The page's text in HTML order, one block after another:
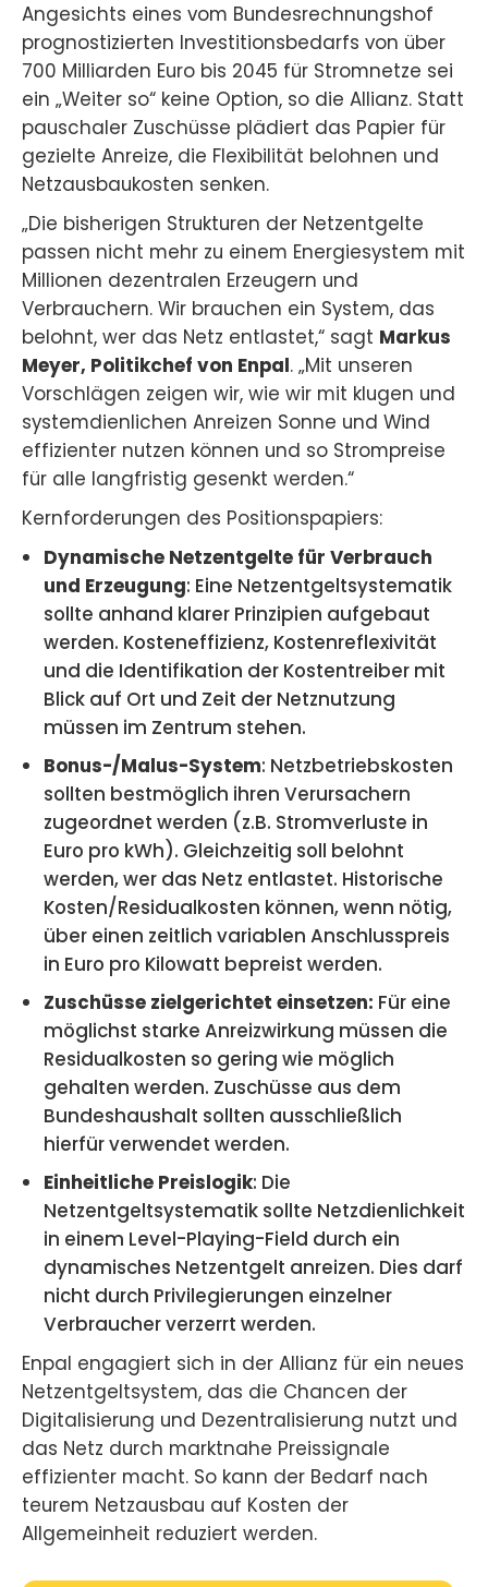
Angesichts eines vom Bundesrechnungshof
prognostizierten Investitionsbedarfs von über
700 Milliarden Euro bis 2045 für Stromnetze sei
ein „Weiter so“ keine Option, so die Allianz. Statt
pauschaler Zuschüsse plädiert das Papier für
gezielte Anreize, die Flexibilität belohnen und
Netzausbaukosten senken.
„Die bisherigen Strukturen der Netzentgelte
passen nicht mehr zu einem Energiesystem mit
Millionen dezentralen Erzeugern und
Verbrauchern. Wir brauchen ein System, das
belohnt, wer das Netz entlastet,“ sagt Markus
Meyer, Politikchef von Enpal. „Mit unseren
Vorschlägen zeigen wir, wie wir mit klugen und
systemdienlichen Anreizen Sonne und Wind
effizienter nutzen können und so Strompreise
für alle langfristig gesenkt werden.“
Kernforderungen des Positionspapiers:
Dynamische Netzentgelte für Verbrauch
und Erzeugung: Eine Netzentgeltsystematik
sollte anhand klarer Prinzipien aufgebaut
werden. Kosteneffizienz, Kostenreflexivität
und die Identifikation der Kostentreiber mit
Blick auf Ort und Zeit der Netznutzung
müssen im Zentrum stehen.
Bonus-/Malus-System: Netzbetriebskosten
sollten bestmöglich ihren Verursachern
zugeordnet werden (z.B. Stromverluste in
Euro pro kWh). Gleichzeitig soll belohnt
werden, wer das Netz entlastet. Historische
Kosten/Residualkosten können, wenn nötig,
über einen zeitlich variablen Anschlusspreis
in Euro pro Kilowatt bepreist werden.
Zuschüsse zielgerichtet einsetzen: Für eine
möglichst starke Anreizwirkung müssen die
Residualkosten so gering wie möglich
gehalten werden. Zuschüsse aus dem
Bundeshaushalt sollten ausschließlich
hierfür verwendet werden.
Einheitliche Preislogik: Die
Netzentgeltsystematik sollte Netzdienlichkeit
in einem Level-Playing-Field durch ein
dynamisches Netzentgelt anreizen. Dies darf
nicht durch Privilegierungen einzelner
Verbraucher verzerrt werden.
Enpal engagiert sich in der Allianz für ein neues
Netzentgeltsystem, das die Chancen der
Digitalisierung und Dezentralisierung nutzt und
das Netz durch marktnahe Preissignale
effizienter macht. So kann der Bedarf nach
teurem Netzausbau auf Kosten der
Allgemeinheit reduziert werden.